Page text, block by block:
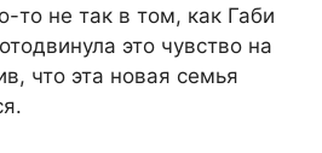
то не так в том, как Габи
это чувство на
что эта новая семья